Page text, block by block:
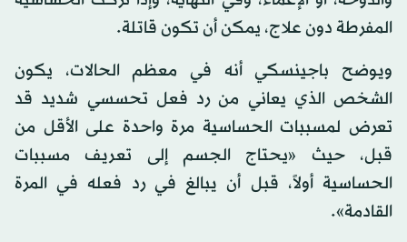
المفرطة دون علاج، يمكن أن تكون قاتلة.
ويوضح باجينسكي أنه في معظم الحالات، يكون
الشخص الذي يعاني من رد فعل تحسسي شديد قد
تعرض لمسببات الحساسية مرة واحدة على الأقل من
قبل، حيث «يحتاج الجسم إلى تعريف مسببات
الحساسية أولاً، قبل أن يبالغ في رد فعله في المرة
القادمة».